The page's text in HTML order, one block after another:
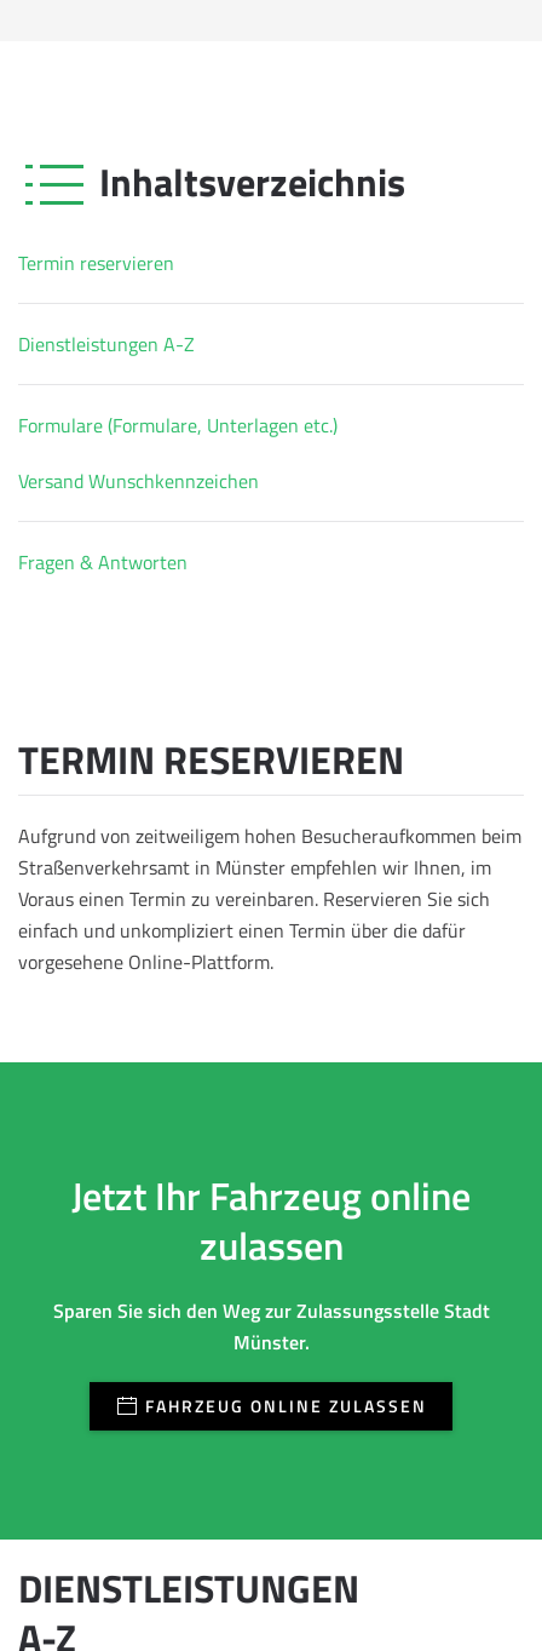
Inhaltsverzeichnis
Termin reservieren
Dienstleistungen A-Z
Formulare (Formulare, Unterlagen etc.)
Versand Wunschkennzeichen
Fragen & Antworten
TERMIN RESERVIEREN
Aufgrund von zeitweiligem hohen Besucheraufkommen beim
Straßenverkehrsamt in Münster empfehlen wir Ihnen, im
Voraus einen Termin zu vereinbaren. Reservieren Sie sich
einfach und unkompliziert einen Termin über die dafür
vorgesehene Online-Plattform.
Jetzt Ihr Fahrzeug online
zulassen
Sparen Sie sich den Weg zur Zulassungsstelle Stadt
Münster.
FAHRZEUG ONLINE ZULASSEN
DIENSTLEISTUNGEN
A-Z